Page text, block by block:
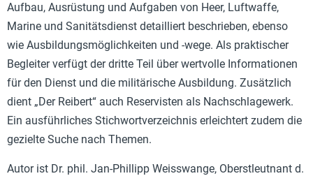
Aufbau, Ausrüstung und Aufgaben von Heer, Luftwaffe,
Marine und Sanitätsdienst detailliert beschrieben, ebenso
wie Ausbildungsmöglichkeiten und -wege. Als praktischer
Begleiter verfügt der dritte Teil über wertvolle Informationen
für den Dienst und die militärische Ausbildung. Zusätzlich
dient „Der Reibert“ auch Reservisten als Nachschlagewerk.
Ein ausführliches Stichwortverzeichnis erleichtert zudem die
gezielte Suche nach Themen.
Autor ist Dr. phil. Jan-Phillipp Weisswange, Oberstleutnant d.